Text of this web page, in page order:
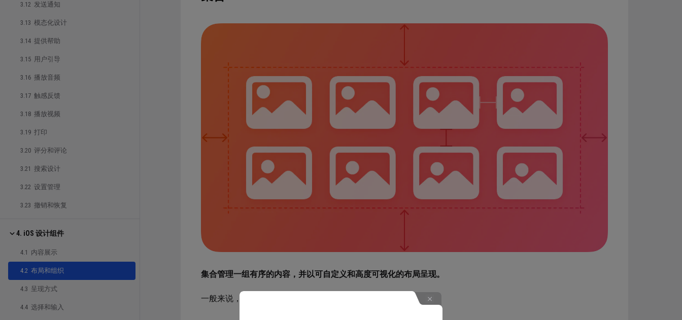
3.12 发送通知
3.13 模态化设计
3.14 提供帮助
3.15 用户引导
3.16 播放音频
3.17 触感反馈
3.18 播放视频
3.19 打印
3.20 评分和评论
3.21 搜索设计
3.22 设置管理
3.23 撤销和恢复
4. iOS 设计组件
4.1 内容展示
4.2 布局和组织
4.3 呈现方式
4.4 选择和输入
集合管理一组有序的内容，并以可自定义和高度可视化的布局呈现。
一般来说，集合适合于显示基于图像的内容。